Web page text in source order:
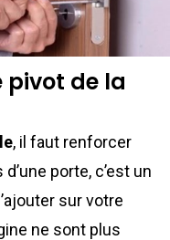
pivot de la
, il faut renforcer
porte, c’est un
sur votre
ne sont plus